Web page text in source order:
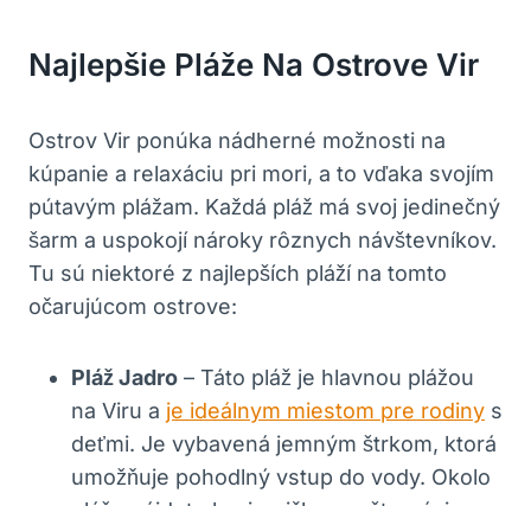
Najlepšie Pláže Na Ostrove Vir
Ostrov Vir ponúka nádherné možnosti na
kúpanie a relaxáciu pri mori, a to vďaka svojím
pútavým plážam. Každá pláž má svoj jedinečný
šarm a uspokojí nároky rôznych návštevníkov.
Tu sú niektoré z najlepších pláží na tomto
očarujúcom ostrove:
Pláž Jadro – Táto pláž je hlavnou plážou
na Viru a je ideálnym miestom pre rodiny s
deťmi. Je vybavená jemným štrkom, ktorá
umožňuje pohodlný vstup do vody. Okolo